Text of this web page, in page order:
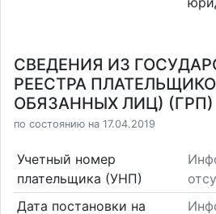
СВЕДЕНИЯ ИЗ
РЕЕСТРА
ОБЯЗАННЫХ ЛИЦ) (ГРП)
по состоянию на 17.04.2019
Учетный номер
плательщика (УНП)
Дата постановки на